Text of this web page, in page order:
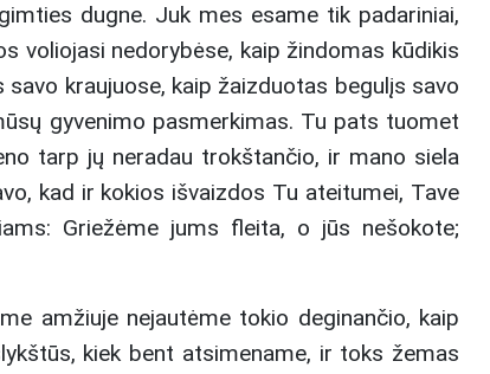
dugne. Juk mes esame tik padariniai,
voliojasi nedorybėse, kaip žindomas kūdikis
kraujuose, kaip žaizduotas begulįs savo
gyvenimo pasmerkimas. Tu pats tuomet
tarp jų neradau trokštančio, ir mano siela
kad ir kokios išvaizdos Tu ateitumei, Tave
Griežėme jums fleita, o jūs nešokote;
amžiuje nejautėme tokio deginančio, kaip
kiek bent atsimename, ir toks žemas